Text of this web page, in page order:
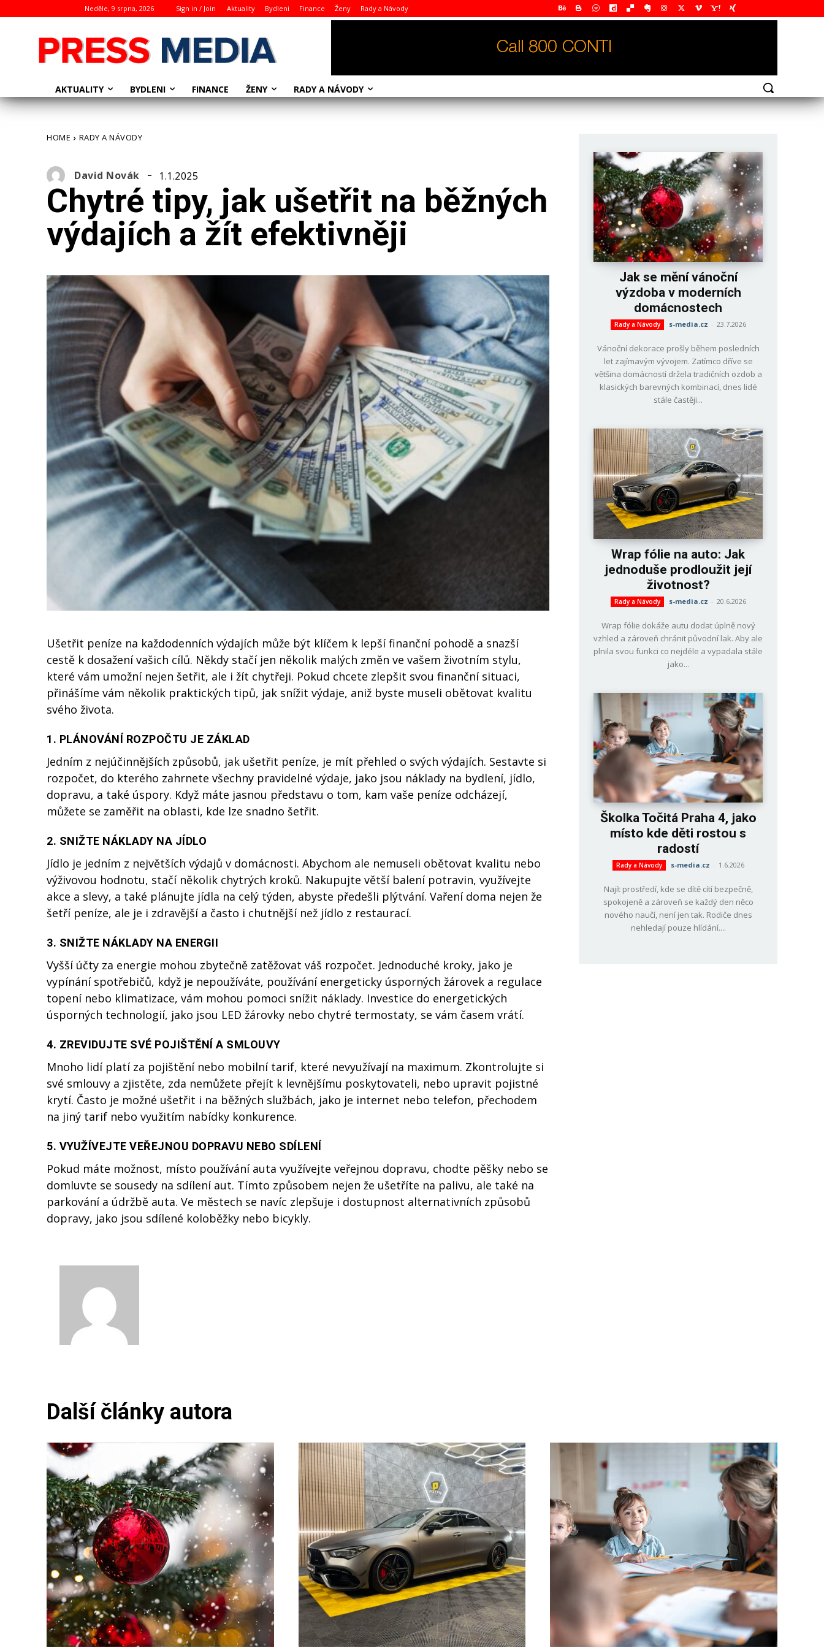
Neděle, 9 srpna, 2026 Sign in / Join Aktuality Bydleni Finance Ženy Rady a Návody
AKTUALITY BYDLENI FINANCE ŽENY RADY A NÁVODY
HOME RADY A NÁVODY
David Novák 1.1.2025
Chytré tipy, jak ušetřit na běžných
výdajích a žít efektivněji
Ušetřit peníze na každodenních výdajích může být klíčem k lepší finanční pohodě a snazší
cestě k dosažení vašich cílů. Někdy stačí jen několik malých změn ve vašem životním stylu,
které vám umožní nejen šetřit, ale i žít chytřeji. Pokud chcete zlepšit svou finanční situaci,
přinášíme vám několik praktických tipů, jak snížit výdaje, aniž byste museli obětovat kvalitu
svého života.
1. PLÁNOVÁNÍ ROZPOČTU JE ZÁKLAD
Jedním z nejúčinnějších způsobů, jak ušetřit peníze, je mít přehled o svých výdajích. Sestavte si
rozpočet, do kterého zahrnete všechny pravidelné výdaje, jako jsou náklady na bydlení, jídlo,
dopravu, a také úspory. Když máte jasnou představu o tom, kam vaše peníze odcházejí,
můžete se zaměřit na oblasti, kde lze snadno šetřit.
2. SNIŽTE NÁKLADY NA JÍDLO
Jídlo je jedním z největších výdajů v domácnosti. Abychom ale nemuseli obětovat kvalitu nebo
výživovou hodnotu, stačí několik chytrých kroků. Nakupujte větší balení potravin, využívejte
akce a slevy, a také plánujte jídla na celý týden, abyste předešli plýtvání. Vaření doma nejen že
šetří peníze, ale je i zdravější a často i chutnější než jídlo z restaurací.
3. SNIŽTE NÁKLADY NA ENERGII
Vyšší účty za energie mohou zbytečně zatěžovat váš rozpočet. Jednoduché kroky, jako je
vypínání spotřebičů, když je nepoužíváte, používání energeticky úsporných žárovek a regulace
topení nebo klimatizace, vám mohou pomoci snížit náklady. Investice do energetických
úsporných technologií, jako jsou LED žárovky nebo chytré termostaty, se vám časem vrátí.
4. ZREVIDUJTE SVÉ POJIŠTĚNÍ A SMLOUVY
Mnoho lidí platí za pojištění nebo mobilní tarif, které nevyužívají na maximum. Zkontrolujte si
své smlouvy a zjistěte, zda nemůžete přejít k levnějšímu poskytovateli, nebo upravit pojistné
krytí. Často je možné ušetřit i na běžných službách, jako je internet nebo telefon, přechodem
na jiný tarif nebo využitím nabídky konkurence.
5. VYUŽÍVEJTE VEŘEJNOU DOPRAVU NEBO SDÍLENÍ
Pokud máte možnost, místo používání auta využívejte veřejnou dopravu, chodte pěšky nebo se
domluvte se sousedy na sdílení aut. Tímto způsobem nejen že ušetříte na palivu, ale také na
parkování a údržbě auta. Ve městech se navíc zlepšuje i dostupnost alternativních způsobů
dopravy, jako jsou sdílené koloběžky nebo bicykly.
Jak se mění vánoční
výzdoba v moderních
domácnostech
Rady a Návody s-media.cz - 23.7.2026
Vánoční dekorace prošly během posledních
let zajímavým vývojem. Zatímco dříve se
většina domácností držela tradičních ozdob a
klasických barevných kombinací, dnes lidé
stále častěji...
Wrap fólie na auto: Jak
jednoduše prodloužit její
životnost?
Rady a Návody s-media.cz - 20.6.2026
Wrap fólie dokáže autu dodat úplně nový
vzhled a zároveň chránit původní lak. Aby ale
plnila svou funkci co nejdéle a vypadala stále
jako...
Školka Točitá Praha 4, jako
místo kde děti rostou s
radostí
Rady a Návody s-media.cz - 1.6.2026
Najít prostředí, kde se dítě cítí bezpečně,
spokojeně a zároveň se každý den něco
nového naučí, není jen tak. Rodiče dnes
nehledají pouze hlídání....
Další články autora